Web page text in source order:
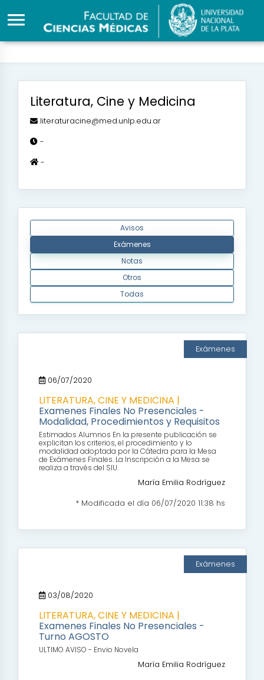
Literatura, Cine y Medicina
literaturacine@med.unlp.edu.ar
-
-
Avisos
Exámenes
Notas
Otros
Todas
Exámenes
06/07/2020
LITERATURA, CINE Y MEDICINA |
Examenes Finales No Presenciales -
Modalidad, Procedimientos y Requisitos
Estimados Alumnos En la presente publicación se
explicitan los criterios, el procedimiento y lo
modalidad adoptada por la Cátedra para la Mesa
de Exámenes Finales. La Inscripción a la Mesa se
realiza a través del SIU.
María Emilia Rodríguez
* Modificada el día 06/07/2020 11:38 hs
Exámenes
03/08/2020
LITERATURA, CINE Y MEDICINA |
Examenes Finales No Presenciales -
Turno AGOSTO
ULTIMO AVISO - Envio Novela
María Emilia Rodríguez